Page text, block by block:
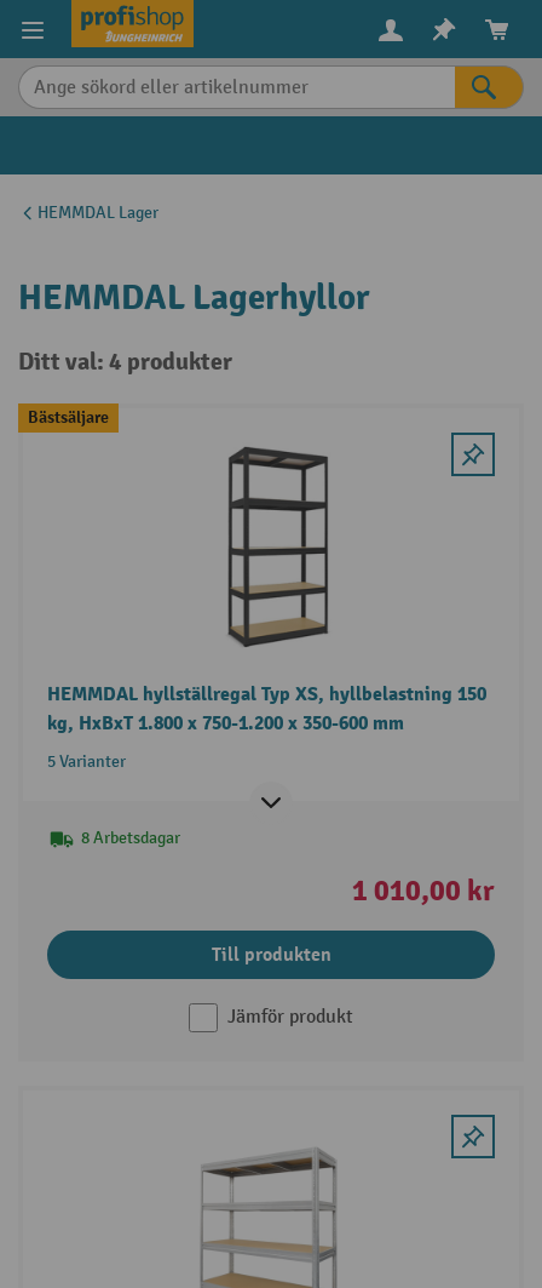
HEMMDAL Lager
HEMMDAL Lagerhyllor
Ditt val: 4 produkter
Bästsäljare
HEMMDAL hyllställregal Typ XS, hyllbelastning 150
kg, HxBxT 1.800 x 750-1.200 x 350-600 mm
5 Varianter
8 Arbetsdagar
1 010,00 kr
Till produkten
Jämför produkt